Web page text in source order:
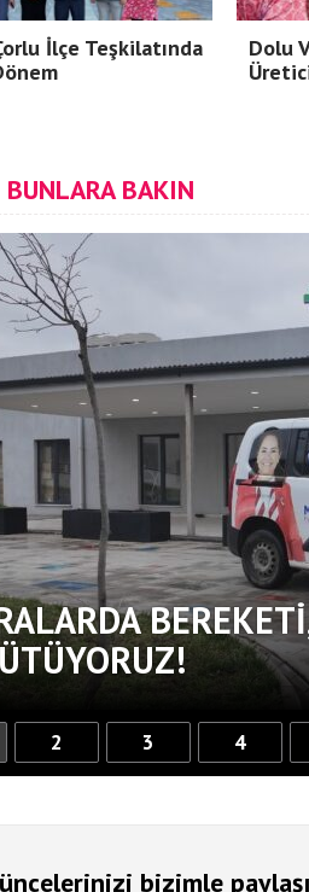
İlçe Teşkilatında
Dolu
BUNLARA BAKIN
2 3 4
bizimle